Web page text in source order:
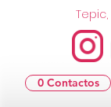
0 Contactos
Tepic,